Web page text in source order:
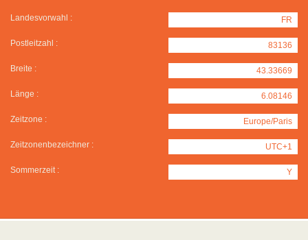
Landesvorwahl : FR
Postleitzahl : 83136
Breite : 43.33669
Länge : 6.08146
Zeitzone : Europe/Paris
Zeitzonenbezeichner : UTC+1
Sommerzeit : Y